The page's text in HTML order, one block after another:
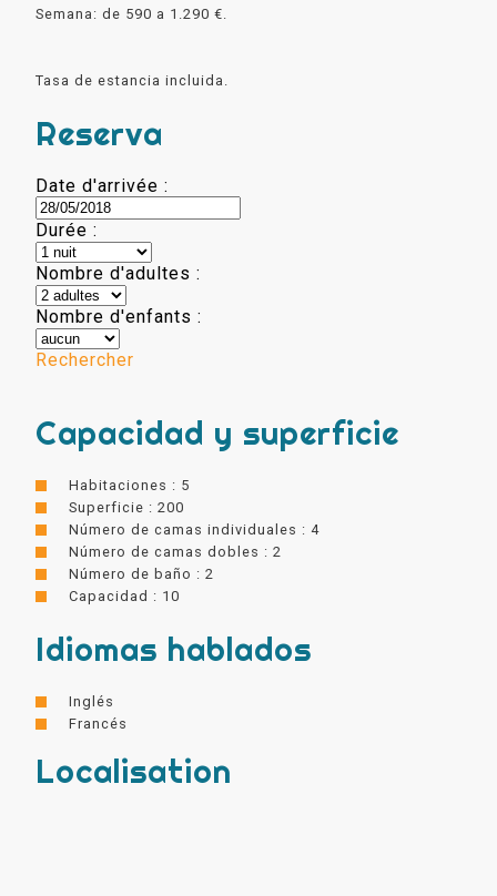
Semana: de 590 a 1.290 €.
Tasa de estancia incluida.
Reserva
Date d'arrivée :
Durée :
Nombre d'adultes :
Nombre d'enfants :
Rechercher
Capacidad y superficie
Habitaciones : 5
Superficie : 200
Número de camas individuales : 4
Número de camas dobles : 2
Número de baño : 2
Capacidad : 10
Idiomas hablados
Inglés
Francés
Localisation